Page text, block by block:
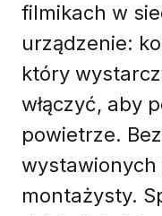
filmikach w
urządzenie:
który
włączyć, aby
powietrze.
wystawionych
montażysty.